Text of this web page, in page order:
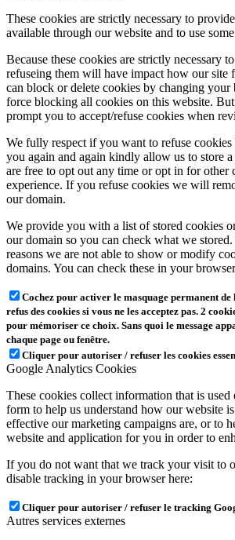
These cookies are strictly necessary to
available through our website and to use
Because these cookies are strictly necessary
refuseing them will have impact how our site
can block or delete cookies by changing your
force blocking all cookies on this website.
prompt you to accept/refuse cookies when
We fully respect if you want to refuse
you again and again kindly allow us to store
are free to opt out any time or opt in for other
experience. If you refuse cookies we will
our domain.
We provide you with a list of stored cookies
our domain so you can check what we
reasons we are not able to show or modify
domains. You can check these in your
Cochez pour activer le masquage permanent
refus des cookies si vous ne les acceptez pas. 2
pour mémoriser ce choix. Sans quoi le message
chaque page ou fenêtre.
Cliquer pour autoriser / refuser les cookies
Google Analytics Cookies
These cookies collect information that is used
form to help us understand how our website
effective our marketing campaigns are, or to
website and application for you in order to
If you do not want that we track your visit to
disable tracking in your browser here:
Cliquer pour autoriser / refuser le tracking
Autres services externes